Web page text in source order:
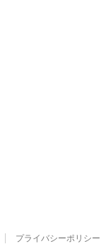
プライバシーポリシー